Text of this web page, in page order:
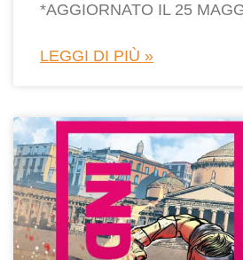
*AGGIORNATO IL 25
LEGGI DI PIÙ »